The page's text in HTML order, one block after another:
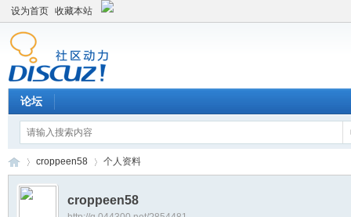
设为首页 收藏本站
论坛
croppeen58 个人资料
croppeen58